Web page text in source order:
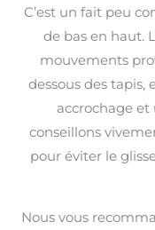
C’est un fait peu
de bas en haut.
mouvements
dessous des
accrochage et
conseillons
pour éviter le
Nous vous